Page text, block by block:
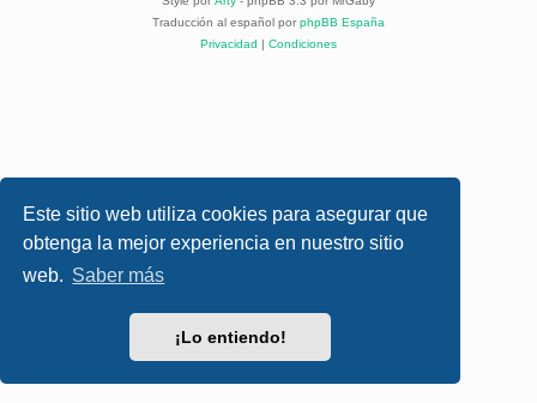
Este sitio web utiliza cookies para asegurar que
obtenga la mejor experiencia en nuestro sitio
web. Saber más
¡Lo entiendo!
Traducción al español por phpBB España
Privacidad | Condiciones